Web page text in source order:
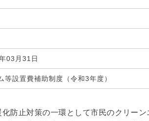
03月31日
等設置費補助制度（令和3年度）
防止対策の一環として市民のクリー